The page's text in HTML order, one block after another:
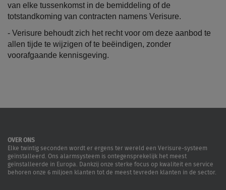
van elke tussenkomst in de bemiddeling of de
totstandkoming van contracten namens Verisure.
- Verisure behoudt zich het recht voor om deze aanbod te
allen tijde te wijzigen of te beëindigen, zonder
voorafgaande kennisgeving.
OVER ONS
Elke twintig seconden wordt er ergens ter wereld een Verisure-systeem
geïnstalleerd. Ons alarmsysteem is ontegensprekelijk het meest
geïnstalleerde in Europa. Dankzij onze sterke focus op kwaliteit en service
behoren onze 6 miljoen klanten tot de meest tevreden klanten in de sector.